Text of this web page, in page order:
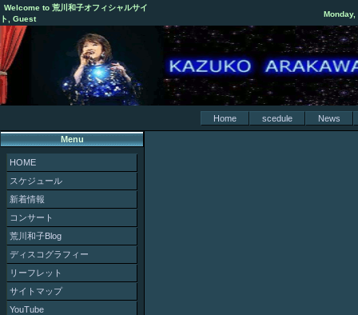
Welcome to 荒川和子オフィシャルサイ
ト, Guest
Monday,
Home scedule News
Menu
HOME
スケジュール
新着情報
コンサート
荒川和子Blog
ディスコグラフィー
リーフレット
サイトマップ
YouTube